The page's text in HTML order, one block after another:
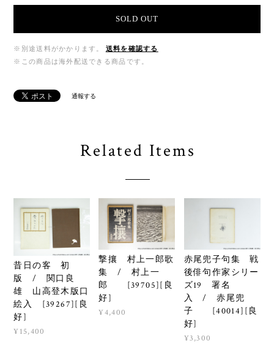
SOLD OUT
※別途送料がかかります。
送料を確認する
※この商品は海外配送できる商品です。
通報する
Related Items
昔日の客 初
版 / 関口良
雄 山高登木版口
絵入 [39267][良
好]
¥15,400
撃攘 村上一郎歌
集 / 村上一
郎 [39705][良
好]
¥4,400
赤尾兜子句集 戦
後俳句作家シリー
ズ19 署名
入 / 赤尾兜
子 [40014][良
好]
¥3,300